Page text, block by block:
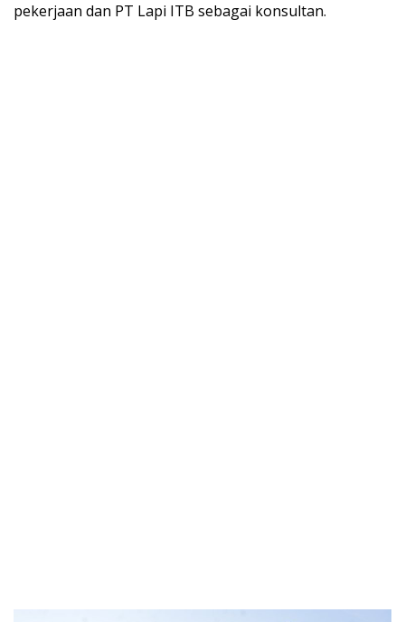
pekerjaan dan PT Lapi ITB sebagai konsultan.